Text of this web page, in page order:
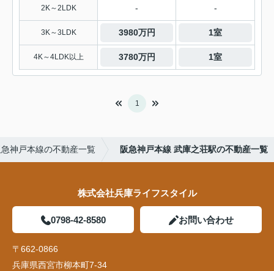
2K～2LDK - -
3K～3LDK 3980万円 1室
4K～4LDK以上 3780万円 1室
1
神戸本線の不動産一覧 阪急神戸本線 武庫之荘駅の不動産一覧
株式会社兵庫ライフスタイル
0798-42-8580 お問い合わせ
〒662-0866
兵庫県西宮市柳本町7-34